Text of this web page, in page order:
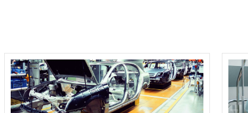
el dispositivo cuenta con
y vibraciones.
adaptándose tanto como dispositivo